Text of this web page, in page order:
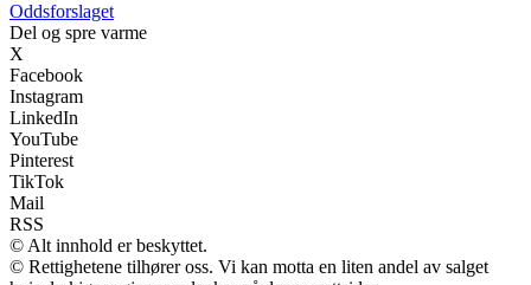
Oddsforslaget
Del og spre varme
X
Facebook
Instagram
LinkedIn
YouTube
Pinterest
TikTok
Mail
RSS
© Alt innhold er beskyttet.
© Rettighetene tilhører oss. Vi kan motta en liten andel av salget